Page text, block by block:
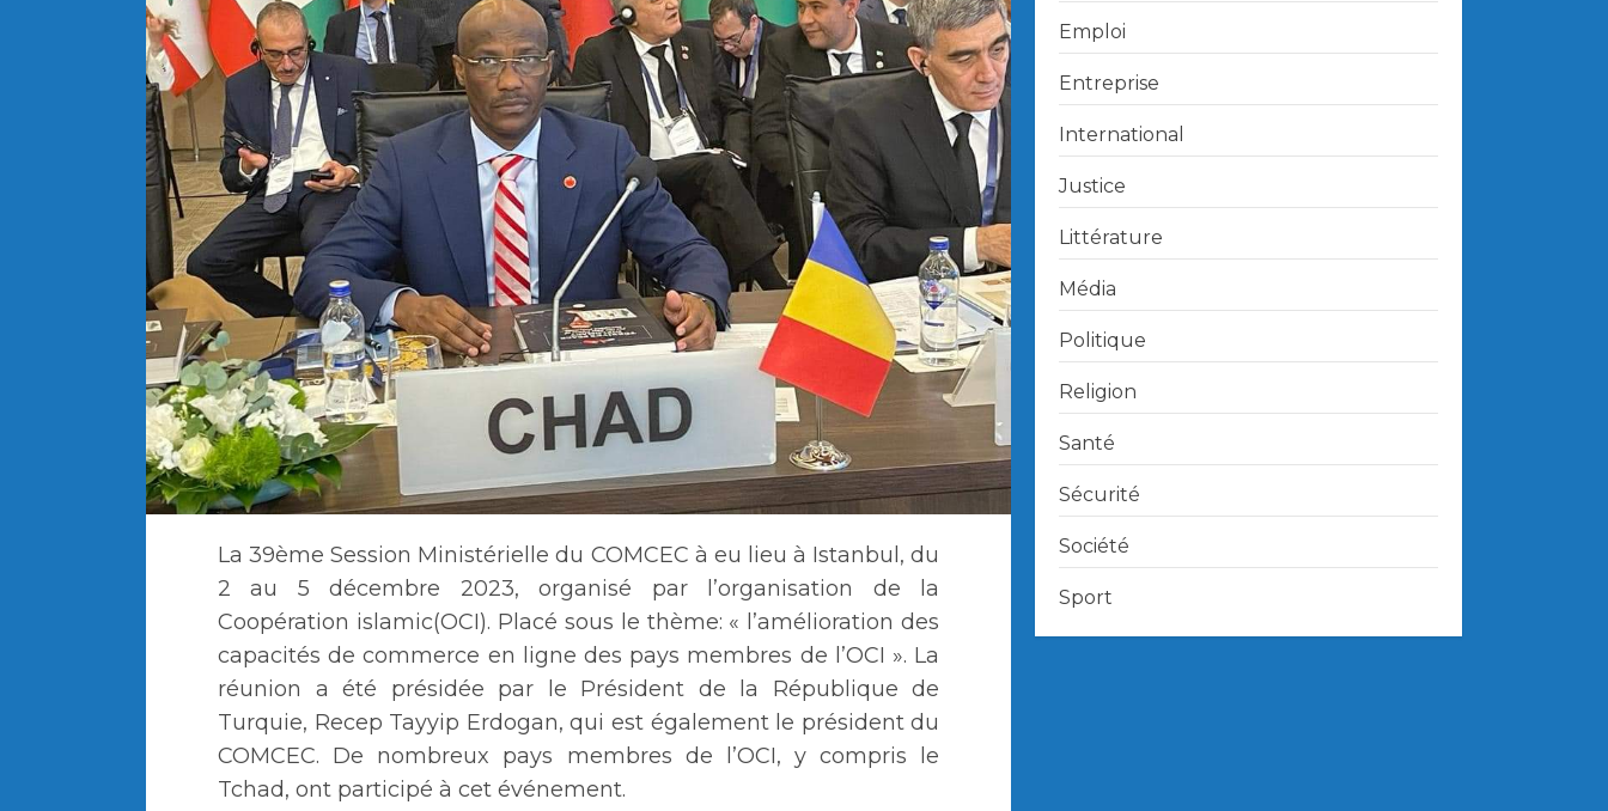
La 39ème Session Ministérielle du COMCEC à eu lieu à Istanbul, du
2 au 5 décembre 2023, organisé par l’organisation de la
Coopération islamic(OCI). Placé sous le thème: « l’amélioration des
capacités de commerce en ligne des pays membres de l’OCI ». La
réunion a été présidée par le Président de la République de
Turquie, Recep Tayyip Erdogan, qui est également le président du
COMCEC. De nombreux pays membres de l’OCI, y compris le
Tchad, ont participé à cet événement.
Emploi
Entreprise
International
Justice
Littérature
Média
Politique
Religion
Santé
Sécurité
Société
Sport